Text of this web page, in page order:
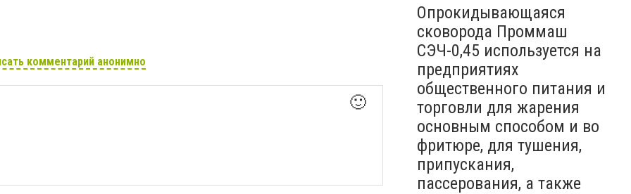
комментарий анонимно
🙂
Опрокидывающаяся
сковорода Проммаш
СЭЧ-0,45 используется на
предприятиях
общественного питания и
торговли для жарения
основным способом и во
фритюре, для тушения,
припускания,
пассерования, а также